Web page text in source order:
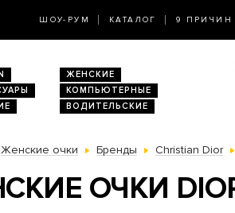
ШОУ-РУМ КАТАЛОГ 9 ПРИЧИН
ЖЕНСКИЕ
КОМПЬЮТЕРНЫЕ
ВОДИТЕЛЬСКИЕ
Женские очки Бренды Christian Dior
ОЧКИ